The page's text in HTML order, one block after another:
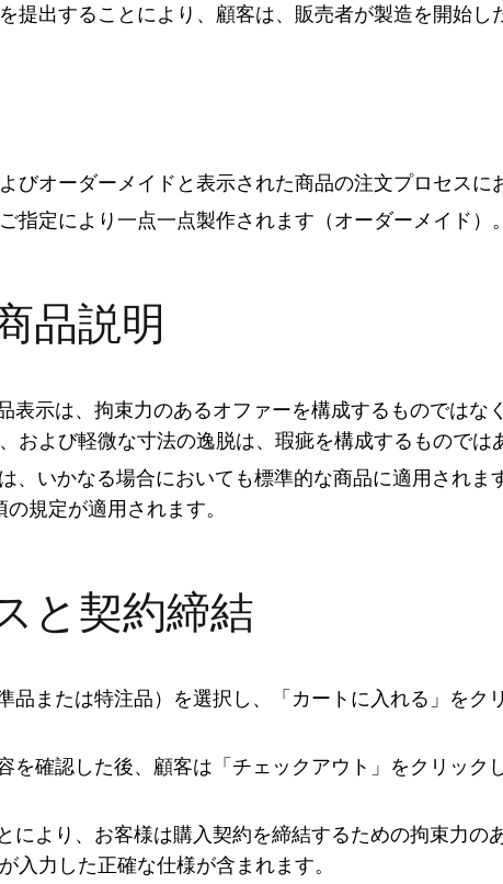
提出することにより、顧客は、販売者が製造を開始し
びオーダーメイドと表示された商品の注文プロセスに
指定により一点一点製作されます（オーダーメイド
品説明
表示は、拘束力のあるオファーを構成するものではな
および軽微な寸法の逸脱は、瑕疵を構成するものでは
、いかなる場合においても標準的な商品に適用され
規定が適用されます。
と契約締結
品または特注品）を選択し、「カートに入れる」を
を確認した後、顧客は「チェックアウト」をクリック
により、お客様は購入契約を締結するための拘束力
入力した正確な仕様が含まれます。